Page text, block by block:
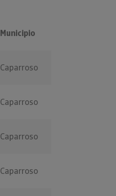
Municipio
Caparroso
Caparroso
Caparroso
Caparroso